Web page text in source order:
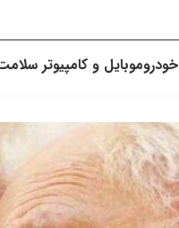
خودروموبایل و کامپیوتر